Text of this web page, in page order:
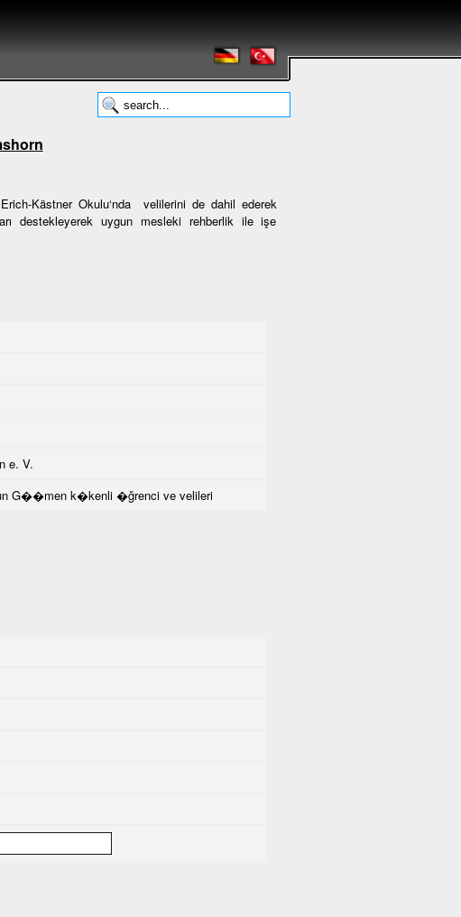
Kästner Okulu‘nda velilerini de dahil ederek
destekleyerek uygun mesleki rehberlik ile işe
e. V.
G��men k�kenli �ğrenci ve velileri